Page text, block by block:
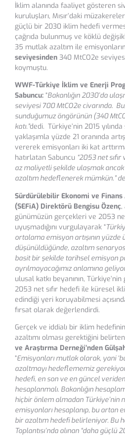
İklim alanında faaliyet gösteren
kuruluşları, Mısır’daki
güçlü bir 2030 iklim hedefi
çağrıda bulunmuş ve köklü
35 mutlak azaltım ile
seviyesinden 340 MtCO2e
koymuştu.
WWF-Türkiye İklim ve Enerji
Sabuncu: “Bakanlığın 2030’da
seviyesi 700 MtCO2e civarında.
sunduğumuz öngörünün (340
katı.”dedi. Türkiye’nin 2015
yaklaşımla yüzde 21 oranında
vererek emisyonları iki kat
hatırlatan Sabuncu “2053 net
az maliyetli şekilde ulaşmak
azaltım hedeflenerek mümkün.”
Sürdürülebilir Ekonomi ve Finans
(SEFiA) Direktörü Bengisu Özenç,
günümüzün gerçekleri ve 2053
uyuşmadığını vurgulayarak “
ortalama emisyon artışının yüzde
düşünüldüğünde, azaltım
basit bir şekilde tarihsel emisyon
ayrılmayacağımız anlamına
ulusal katkı beyanının, Türkiye’nin
2053 net sıfır hedefi ile küresel
edindiği yeri koruyabilmesi
fırsat olarak değerlendirdi.
Gerçek ve iddialı bir iklim
azaltımı olması gerektiğini belirten
ve Araştırma Derneği’nden
“Emisyonları mutlak olarak, yani
azaltmayı hedeflememiz
hedefi, en son ve en güncel
hesaplanmalı. Bakanlığın
hiçbir önlem almadan Türkiye’nin
emisyonları hesaplanıp, bu artan
bir azaltım hedefi belirleniyor. Bu
Toplantısı’nda alınan “daha